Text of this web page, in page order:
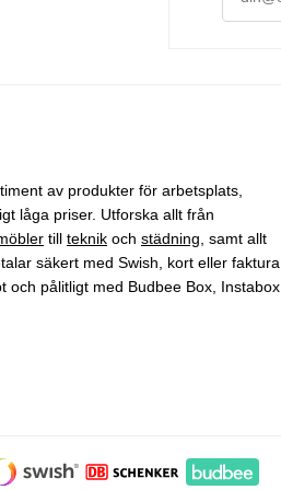
av produkter för arbetsplats,
låga priser. Utforska allt från
till teknik och städning , samt allt
säkert med Swish, kort eller faktura
och pålitligt med Budbee Box, Instabox